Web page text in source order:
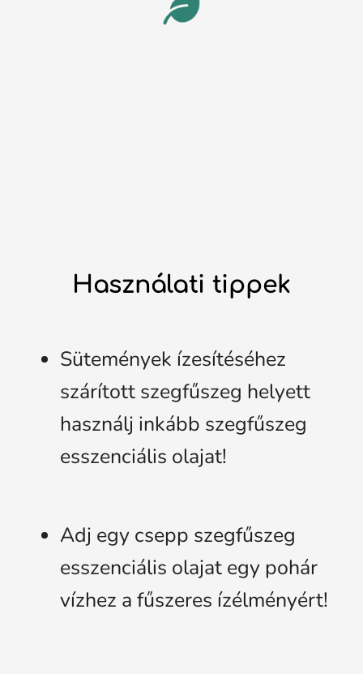
Használati tippek
Sütemények ízesítéséhez
szárított szegfűszeg helyett
használj inkább szegfűszeg
esszenciális olajat!
Adj egy csepp szegfűszeg
esszenciális olajat egy pohár
vízhez a fűszeres ízélményért!